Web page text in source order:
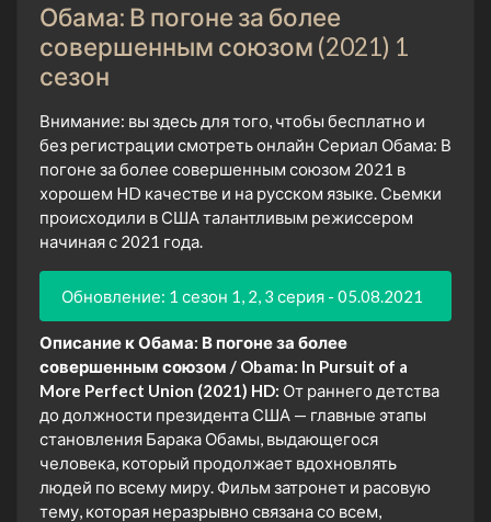
Обама: В погоне за более
совершенным союзом (2021) 1
сезон
Внимание: вы здесь для того, чтобы бесплатно и
без регистрации смотреть онлайн Сериал Обама: В
погоне за более совершенным союзом 2021 в
хорошем HD качестве и на русском языке. Сьемки
происходили в США талантливым режиссером
начиная с 2021 года.
Обновление: 1 сезон 1, 2, 3 серия - 05.08.2021
Описание к Обама: В погоне за более
совершенным союзом / Obama: In Pursuit of a
More Perfect Union (2021) HD: От раннего детства
до должности президента США — главные этапы
становления Барака Обамы, выдающегося
человека, который продолжает вдохновлять
людей по всему миру. Фильм затронет и расовую
тему, которая неразрывно связана со всем,